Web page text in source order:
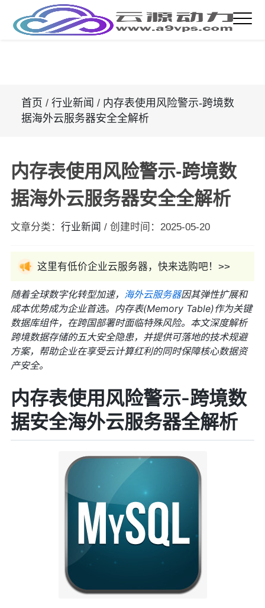
首页 / 行业新闻 / 内存表使用风险警示-跨境数
据海外云服务器安全全解析
内存表使用风险警示-跨境数
据海外云服务器安全全解析
文章分类： 行业新闻 / 创建时间： 2025-05-20
这里有低价企业云服务器，快来选购吧！>>
随着全球数字化转型加速， 海外云服务器因其弹性扩展和
成本优势成为企业首选。内存表(Memory Table)作为关键
数据库组件，在跨国部署时面临特殊风险。本文深度解析
跨境数据存储的五大安全隐患，并提供可落地的技术规避
方案，帮助企业在享受云计算红利的同时保障核心数据资
产安全。
内存表使用风险警示-跨境数
据安全海外云服务器全解析